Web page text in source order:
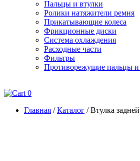
Пальцы и втулки
Ролики натяжители ремня
Прикатывающие колеса
Фрикционные диски
Система охлаждения
Расходные части
Фильтры
Противорежущие пальцы и
0
Главная /Каталог /Втулка